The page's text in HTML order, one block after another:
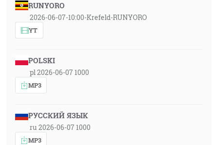
RUNYORO
2026-06-07-10:00-Krefeld-RUNYORO
YT
POLSKI
pl 2026-06-07 1000
MP3
РУССКИЙ ЯЗЫК
ru 2026-06-07 1000
MP3